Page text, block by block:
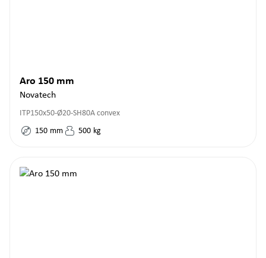
Aro 150 mm
Novatech
ITP150x50-Ø20-SH80A convex
150 mm 500 kg